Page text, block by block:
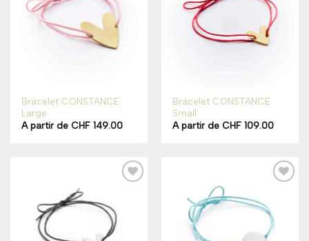
Bracelet CONSTANCE
Large
A partir deCHF 149.00
Bracelet CONSTANCE
Small
A partir deCHF 109.00